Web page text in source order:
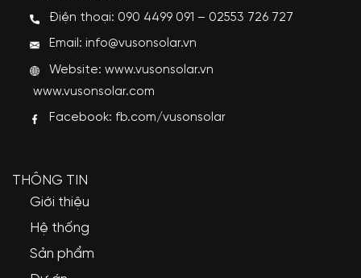
Điện thoại: 090 4499 091 – 02553 726 727
Email: info@vusonsolar.vn
Website:www.vusonsolar.vn
www.vusonsolar.com
Facebook: fb.com/vusonsolar
THÔNG TIN
Giới thiệu
Hệ thống
Sản phẩm